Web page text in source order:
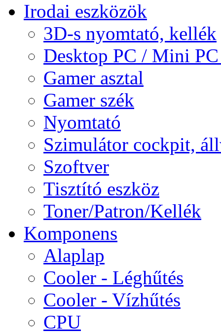
Irodai eszközök
3D-s nyomtató, kellék
Desktop PC / Mini
Gamer asztal
Gamer szék
Nyomtató
Szimulátor cockpit,
Szoftver
Tisztító eszköz
Toner/Patron/Kellék
Komponens
Alaplap
Cooler - Léghűtés
Cooler - Vízhűtés
CPU